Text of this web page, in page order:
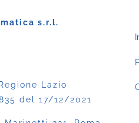
s.r.l.
Lazio
del 17/12/2021